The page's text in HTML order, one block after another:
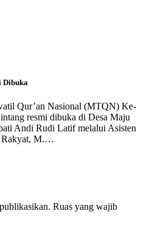
Dibuka
Qur’an Nasional (MTQN) Ke-
resmi dibuka di Desa Maju
Andi Rudi Latif melalui Asisten
Rakyat, M.…
Ruas yang wajib